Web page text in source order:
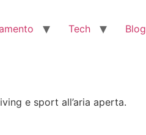
Tech Blog
e sport all’aria aperta.